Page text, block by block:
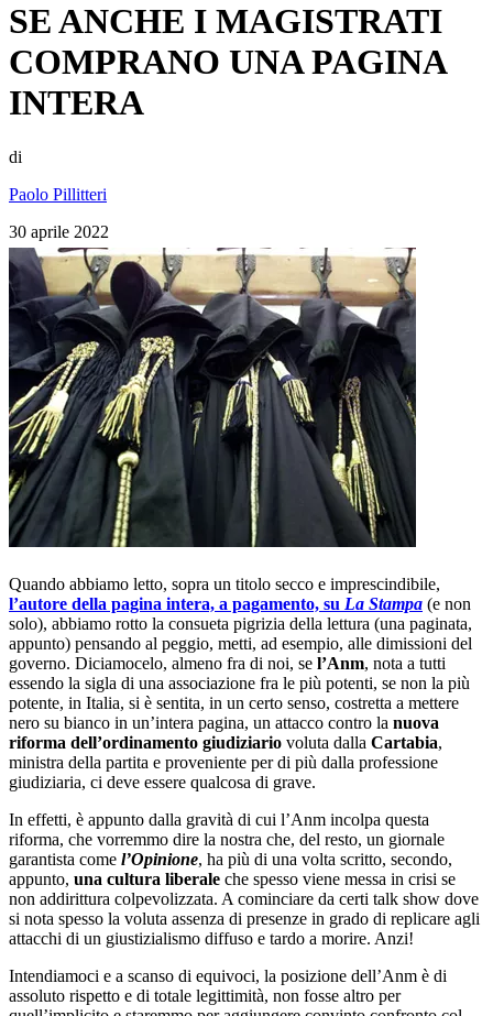
SE ANCHE I MAGISTRATI
COMPRANO UNA PAGINA
INTERA
di
Paolo Pillitteri
30 aprile 2022
Quando abbiamo letto, sopra un titolo secco e imprescindibile,
l’autore della pagina intera, a pagamento, su La Stampa (e non
solo), abbiamo rotto la consueta pigrizia della lettura (una paginata,
appunto) pensando al peggio, metti, ad esempio, alle dimissioni del
governo. Diciamocelo, almeno fra di noi, se l’Anm, nota a tutti
essendo la sigla di una associazione fra le più potenti, se non la più
potente, in Italia, si è sentita, in un certo senso, costretta a mettere
nero su bianco in un’intera pagina, un attacco contro la nuova
riforma dell’ordinamento giudiziario voluta dalla Cartabia,
ministra della partita e proveniente per di più dalla professione
giudiziaria, ci deve essere qualcosa di grave.
In effetti, è appunto dalla gravità di cui l’Anm incolpa questa
riforma, che vorremmo dire la nostra che, del resto, un giornale
garantista come l’Opinione, ha più di una volta scritto, secondo,
appunto, una cultura liberale che spesso viene messa in crisi se
non addirittura colpevolizzata. A cominciare da certi talk show dove
si nota spesso la voluta assenza di presenze in grado di replicare agli
attacchi di un giustizialismo diffuso e tardo a morire. Anzi!
Intendiamoci e a scanso di equivoci, la posizione dell’Anm è di
assoluto rispetto e di totale legittimità, non fosse altro per